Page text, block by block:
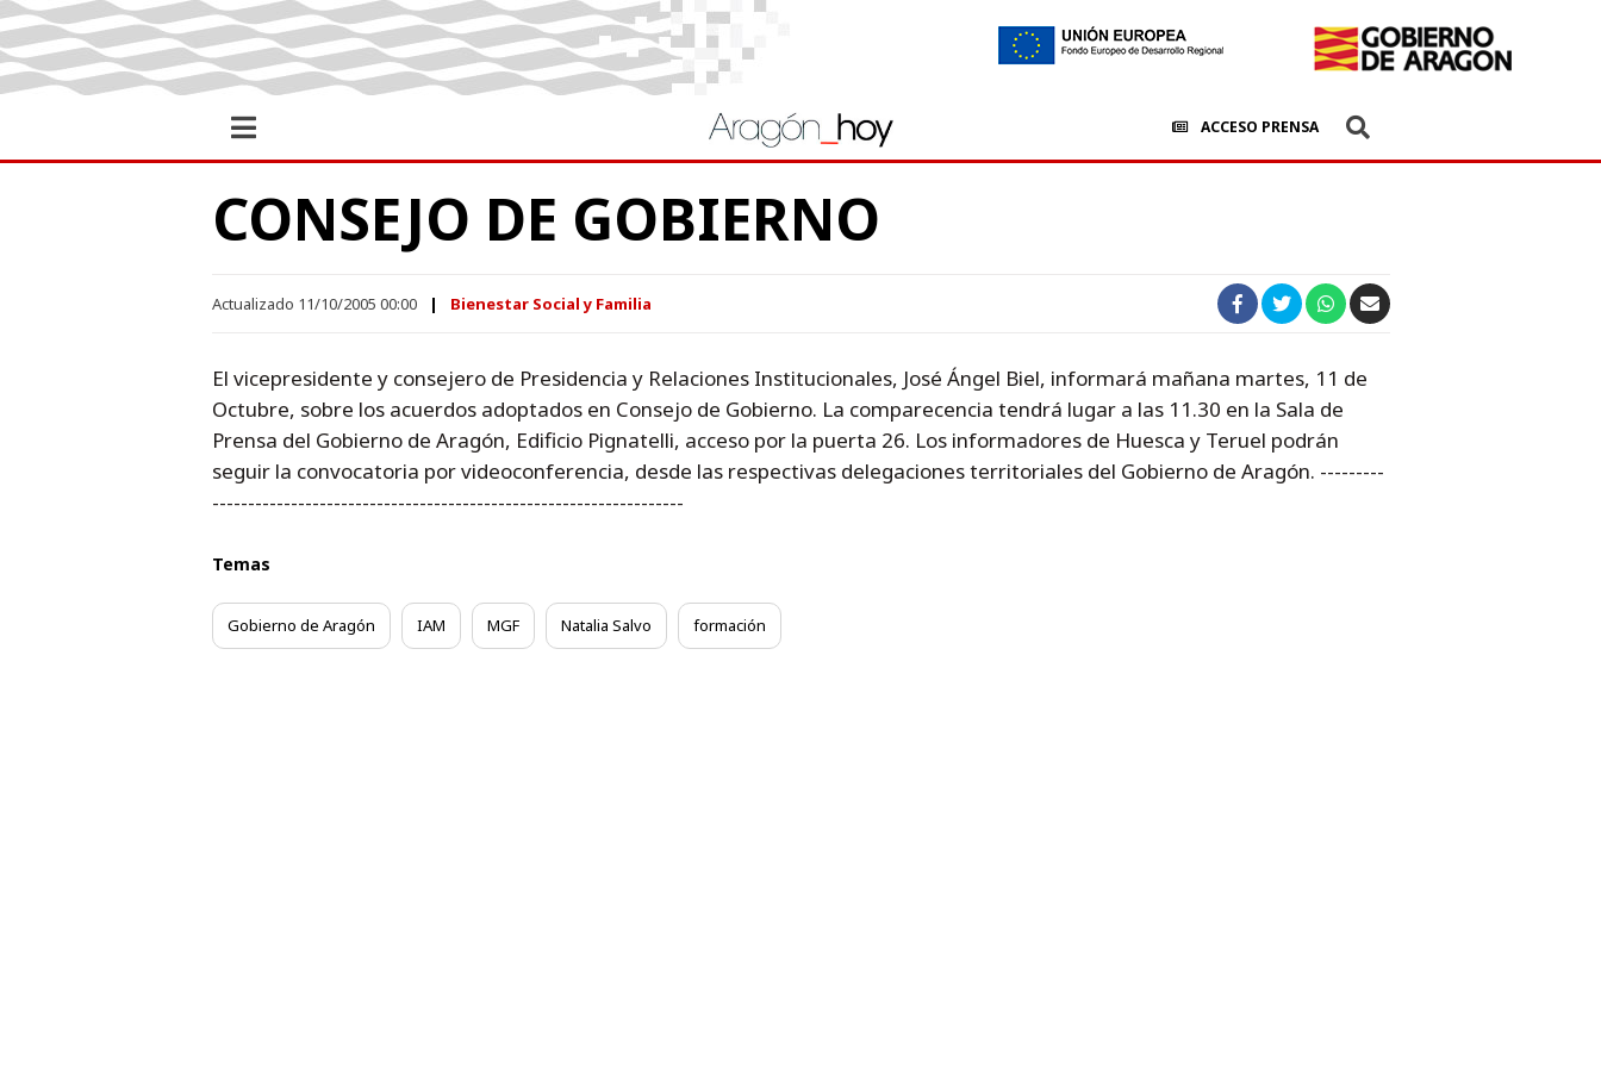
ACCESO PRENSA
CONSEJO DE GOBIERNO
Actualizado 11/10/2005 00:00 Bienestar Social y Familia
El vicepresidente y consejero de Presidencia y Relaciones Institucionales, José Ángel Biel, informará mañana martes, 11 de
Octubre, sobre los acuerdos adoptados en Consejo de Gobierno. La comparecencia tendrá lugar a las 11.30 en la Sala de
Prensa del Gobierno de Aragón, Edificio Pignatelli, acceso por la puerta 26. Los informadores de Huesca y Teruel podrán
seguir la convocatoria por videoconferencia, desde las respectivas delegaciones territoriales del Gobierno de Aragón. ---------
------------------------------------------------------------------
Temas
Gobierno de Aragón IAM MGF Natalia Salvo formación